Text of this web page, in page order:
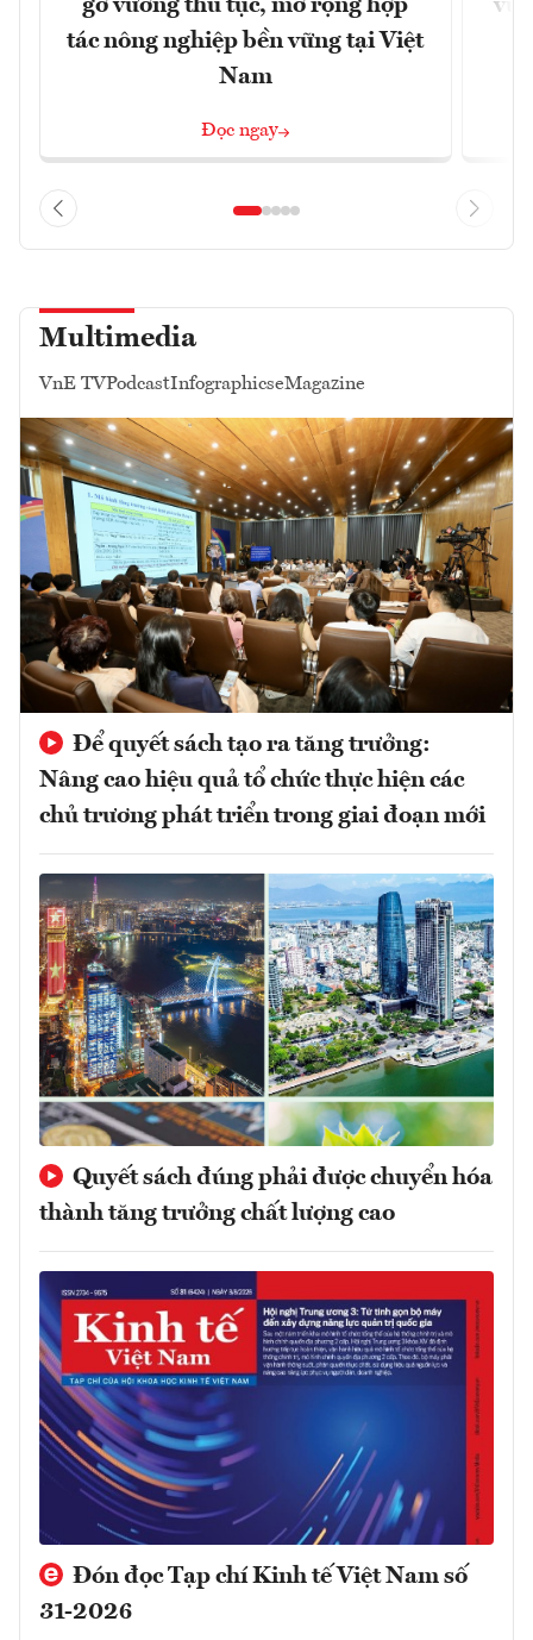
gỡ vướng thủ tục, mở rộng hợp
tác nông nghiệp bền vững tại Việt
Nam
Đọc ngay
Multimedia
VnE TVPodcastInfographicseMagazine
Để quyết sách tạo ra tăng trưởng:
Nâng cao hiệu quả tổ chức thực hiện các
chủ trương phát triển trong giai đoạn mới
Quyết sách đúng phải được chuyển hóa
thành tăng trưởng chất lượng cao
Đón đọc Tạp chí Kinh tế Việt Nam số
31-2026